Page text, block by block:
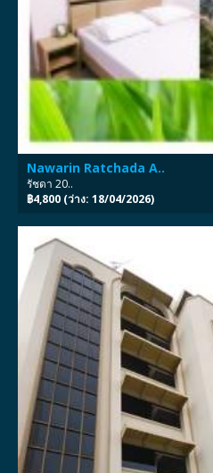
Nawarin Ratchada A..
รัชดา 20..
฿4,800 (ว่าง: 18/04/2026)